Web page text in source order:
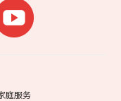
庭服务